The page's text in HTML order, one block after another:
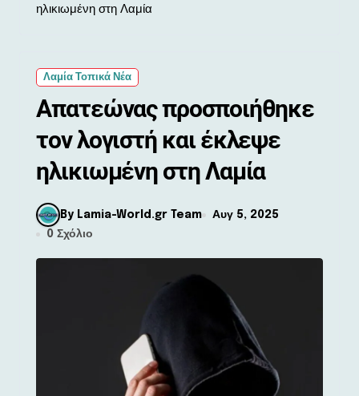
ηλικιωμένη στη Λαμία
Λαμία Τοπικά Νέα
Απατεώνας προσποιήθηκε
τον λογιστή και έκλεψε
ηλικιωμένη στη Λαμία
By Lamia-World.gr Team
Αυγ 5, 2025
0 Σχόλιο